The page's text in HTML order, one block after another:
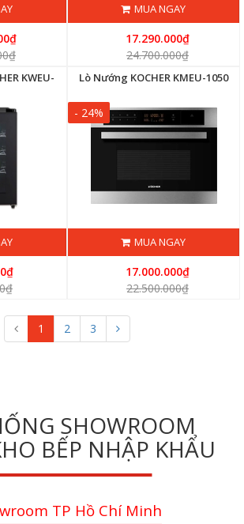
MUA NGAY
17.290.000₫
24.700.000₫
KWEU-
Lò Nướng KOCHER KMEU-1050
- 24%
MUA NGAY
17.000.000₫
22.500.000₫
1 2 3
SHOWROOM
BẾP NHẬP KHẨU
TP Hồ Chí Minh